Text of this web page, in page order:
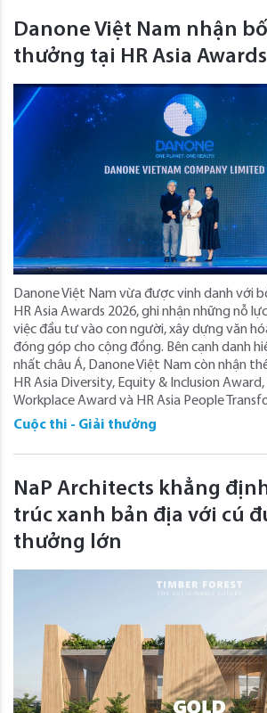
Danone Việt Nam nhận
thưởng tại HR Asia
Danone Việt Nam vừa được vinh danh với
HR Asia Awards 2026, ghi nhận những nỗ
việc đầu tư vào con người, xây dựng văn
đóng góp cho cộng đồng. Bên cạnh danh
nhất châu Á, Danone Việt Nam còn nhận
HR Asia Diversity, Equity & Inclusion
Workplace Award và HR Asia People
Cuộc thi - Giải thưởng
NaP Architects khẳng
trúc xanh bản địa với cú
thưởng lớn